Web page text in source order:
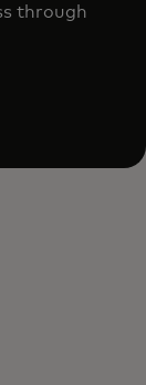
through